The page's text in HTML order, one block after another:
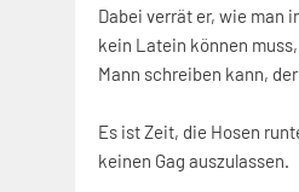
Dabei verrät er, wie man
kein Latein können
Mann schreiben kann,
Es ist Zeit, die Hosen
keinen Gag auszulassen.